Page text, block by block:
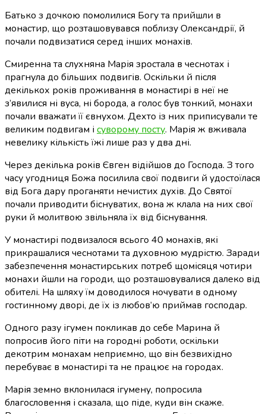
Батько з дочкою помолилися Богу та прийшли в
монастир, що розташовувався поблизу Олександрії, й
почали подвизатися серед інших монахів.
Смиренна та слухняна Марія зростала в чеснотах і
прагнула до більших подвигів. Оскільки й після
декількох років проживання в монастирі в неї не
з’явилися ні вуса, ні борода, а голос був тонкий, монахи
почали вважати її євнухом. Дехто із них приписували те
великим подвигам і суворому посту. Марія ж вживала
невелику кількість їжі лише раз у два дні.
Через декілька років Євген відійшов до Господа. З того
часу угодниця Божа посилила свої подвиги й удостоїлася
від Бога дару проганяти нечистих духів. До Святої
почали приводити біснуватих, вона ж клала на них свої
руки й молитвою звільняла їх від біснування.
У монастирі подвизалося всього 40 монахів, які
прикрашалися чеснотами та духовною мудрістю. Заради
забезпечення монастирських потреб щомісяця чотири
монахи йшли на городи, що розташовувалися далеко від
обителі. На шляху їм доводилося ночувати в одному
гостинному дворі, де їх із любов’ю приймав господар.
Одного разу ігумен покликав до себе Марина й
попросив його піти на городні роботи, оскільки
декотрим монахам неприємно, що він безвихідно
перебуває в монастирі та не працює на городах.
Марія земно вклонилася ігумену, попросила
благословення і сказала, що піде, куди він скаже.